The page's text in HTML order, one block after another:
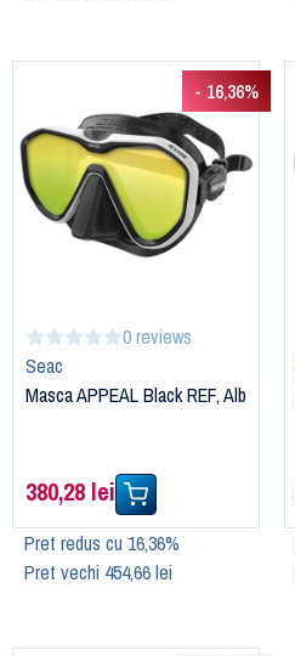
- 16,36%
0 reviews
Seac
Masca APPEAL Black REF, Alb
380,28 lei
Pret redus cu 16,36%
Pret vechi 454,66 lei